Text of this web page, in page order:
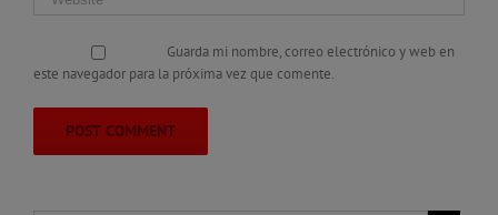
Guarda mi nombre, correo electrónico y web en
este navegador para la próxima vez que comente.